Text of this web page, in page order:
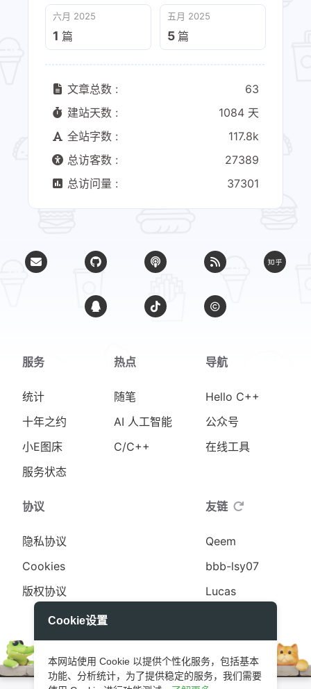
六月 2025
1 篇
五月 2025
5 篇
文章总数 :
63
建站天数 :
1084 天
全站字数 :
117.8k
总访客数 :
27389
总访问量 :
37301
服务
统计
十年之约
小E图床
服务状态
热点
随笔
AI 人工智能
C/C++
导航
Hello C++
公众号
在线工具
协议
隐私协议
Cookies
版权协议
友链
Qeem
bbb-lsy07
Lucas
Cookie设置
本网站使用 Cookie 以提供个性化服务，包括基本
功能、分析统计，为了提供稳定的服务，我们需要